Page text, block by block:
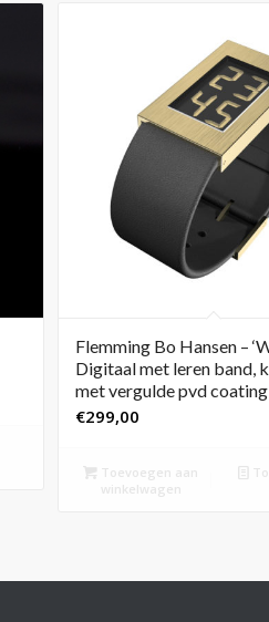
Flemming Bo Hansen –
Digitaal met leren band,
met vergulde pvd coating
€299,00
Toevoegen aan
winkelwagen